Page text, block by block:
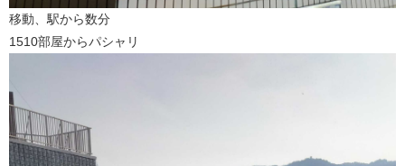
移動、駅から数分
1510部屋からパシャリ